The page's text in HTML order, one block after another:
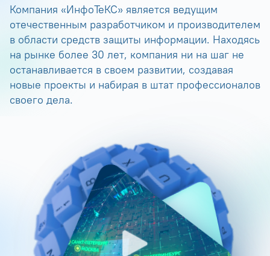
Компания «ИнфоТеКС» является ведущим
отечественным разработчиком и производителем
в области средств защиты информации. Находясь
на рынке более 30 лет, компания ни на шаг не
останавливается в своем развитии, создавая
новые проекты и набирая в штат профессионалов
своего дела.